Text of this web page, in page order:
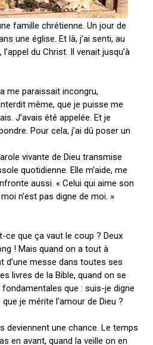
famille chrétienne. Un jour de
une église. Et là, j’ai senti, au
du Christ. Il venait jusqu’à
me paraissait incongru,
même, que je puisse me
J’avais été appelée. Et je
Pour cela, j’ai dû poser un
vivante de Dieu transmise
quotidienne. Elle m’aide, me
aussi. « Celui qui aime son
n’est pas digne de moi. »
ce que ça vaut le coup ? Deux
! Mais quand on a tout à
d’une messe dans toutes ses
livres de la Bible, quand on se
que : suis-je digne
je mérite l’amour de Dieu ?
deviennent une chance. Le temps
en avant, quand la veille on en